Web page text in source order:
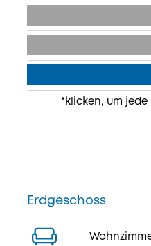
*klicken, um jede
Erdgeschoss